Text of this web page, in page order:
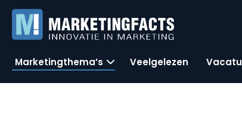
Marketingthema’s Veelgelezen